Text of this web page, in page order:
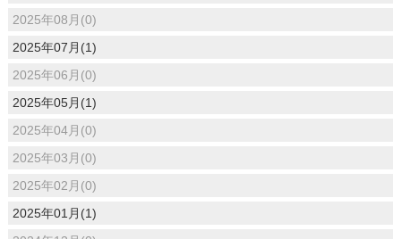
2025年08月(0)
2025年07月(1)
2025年06月(0)
2025年05月(1)
2025年04月(0)
2025年03月(0)
2025年02月(0)
2025年01月(1)